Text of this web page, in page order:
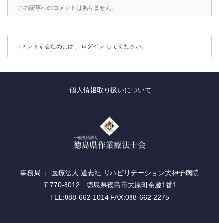
この記事へのコメントはありません。
コメントするためには、 ログイン してください。
個人情報取り扱いについて
事務局 ： 医療法人 道志社 リハビリテーション大神子病院
〒770-8012 徳島県徳島市大原町余慶1番1
TEL:088-662-1014 FAX:088-662-2275